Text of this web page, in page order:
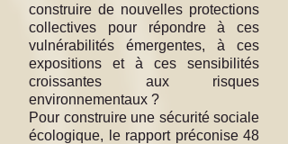
construire de nouvelles protections
collectives pour répondre à ces
vulnérabilités émergentes, à ces
expositions et à ces sensibilités
croissantes aux risques
environnementaux ?
Pour construire une sécurité sociale
écologique, le rapport préconise 48